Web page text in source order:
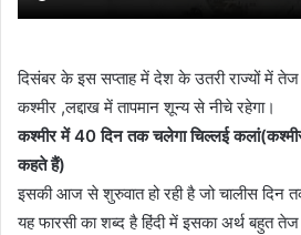
दिसंबर के इस सप्ताह में देश के उतरी राज्यों में तेज
कश्मीर ,लद्दाख में तापमान शून्य से नीचे रहेगा।
कश्मीर में 40 दिन तक चलेगा चिल्लई
कहते हैं)
इसकी आज से शुरुवात हो रही है जो चालीस दिन
यह फारसी का शब्द है हिंदी में इसका अर्थ बहुत